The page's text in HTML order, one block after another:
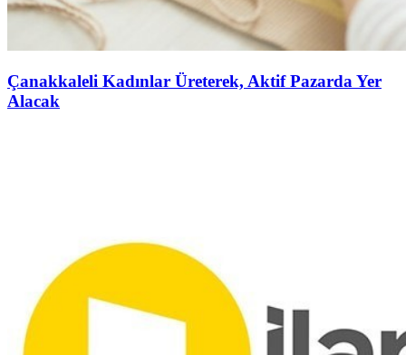
Çanakkaleli Kadınlar Üreterek, Aktif Pazarda Yer
Alacak